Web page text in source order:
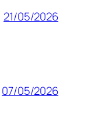
21/05/2026
07/05/2026